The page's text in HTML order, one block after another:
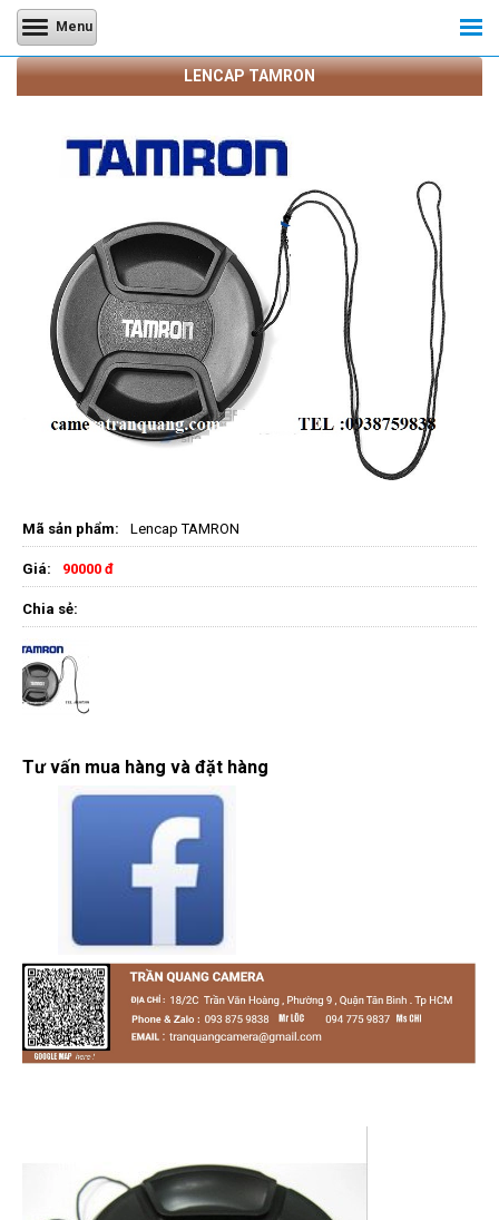
Menu
LENCAP TAMRON
Mã sản phẩm: Lencap TAMRON
Giá: 90000 đ
Chia sẻ:
Tư vấn mua hàng và đặt hàng